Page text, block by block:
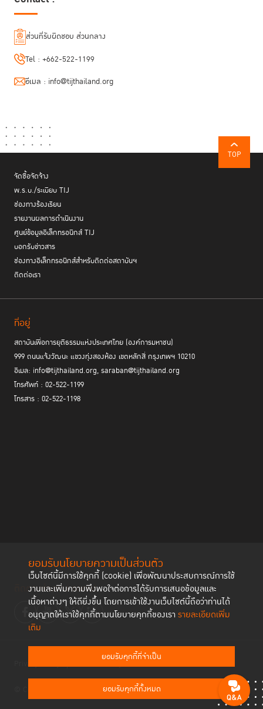
ยอมรับนโยบายความเป็นส่วนตัว
เว็บไซต์นี้มีการใช้คุกกี้ (cookie) เพื่อพัฒนาประสบการณ์การใช้
งานและเพิ่มความพึงพอใจต่อการได้รับการเสนอข้อมูลและ
เนื้อหาต่างๆ ให้ดียิ่งขึ้น โดยการเข้าใช้งานเว็บไซต์นี้ถือว่าท่านได้
อนุญาตให้เราใช้คุกกี้ตามนโยบายคุกกี้ของเรา รายละเอียดเพิ่ม
เติม
ยอมรับคุกกี้ที่จำเป็น
ยอมรับคุกกี้ทั้งหมด
ส่วนที่รับผิดชอบ ส่วนกลาง
Tel : +662-522-1199
อีเมล : info@tijthailand.org
TOP
จัดซื้อจัดจ้าง
พ.ร.บ./ระเบียบ TIJ
ช่องทางร้องเรียน
รายงานผลการดำเนินงาน
ศูนย์ข้อมูลอิเล็กทรอนิกส์ TIJ
บอกรับข่าวสาร
ช่องทางอิเล็กทรอนิกส์สำหรับติดต่อสถาบันฯ
ติดต่อเรา
ที่อยู่
สถาบันเพื่อการยุติธรรมแห่งประเทศไทย (องค์การมหาชน)
999 ถนนแจ้งวัฒนะ แขวงทุ่งสองห้อง เขตหลักสี่ กรุงเทพฯ 10210
อีเมล: info@tijthailand.org, saraban@tijthailand.org
โทรศัพท์ : 02-522-1199
โทรสาร : 02-522-1198
ติดตามช่องทาง social
© Copyright 2023 Thailand Institute of Justice All Rights Reserved
Privacy Policy Cookies Policy